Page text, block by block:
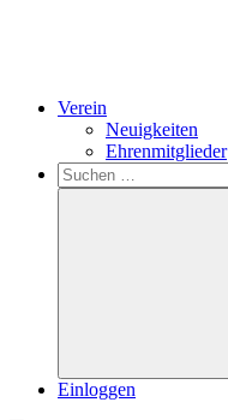
Verein
Neuigkeiten
Ehrenmitglieder
Search
Suchen
nach:
Einloggen